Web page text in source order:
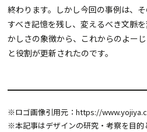
終わります。しかし今回の事例は、
すべき記憶を残し、変えるべき文脈
かしさの象徴から、これからのよー
と役割が更新されたのです。
※ロゴ画像引用元：https://
※本記事はデザインの研究・考察を目